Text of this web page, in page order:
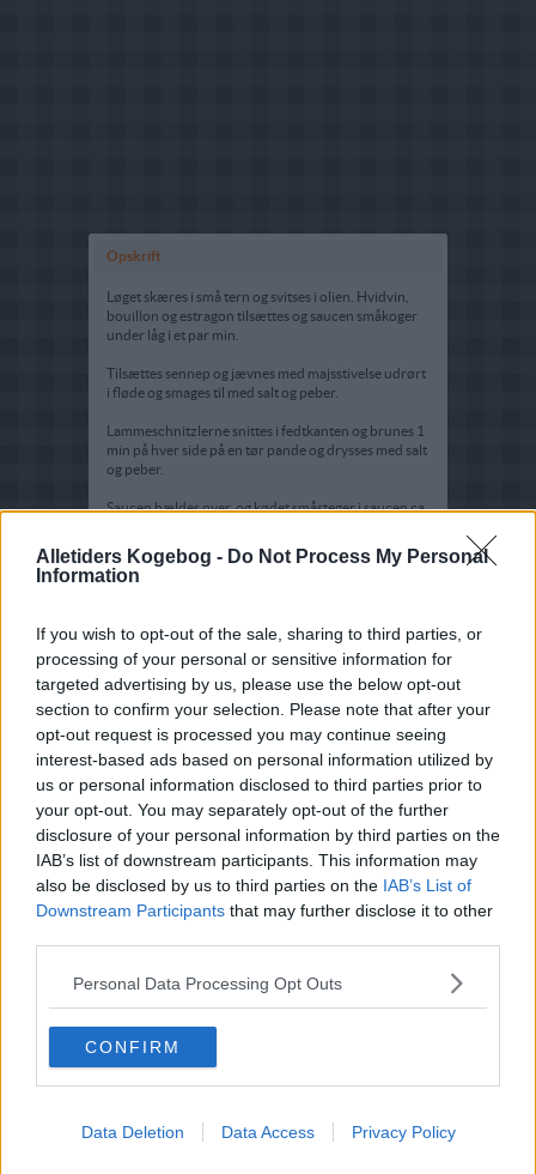
Alletiders Kogebog - Do Not Process My Personal
Information
If you wish to opt-out of the sale, sharing to third parties, or
processing of your personal or sensitive information for
targeted advertising by us, please use the below opt-out
section to confirm your selection. Please note that after your
opt-out request is processed you may continue seeing
interest-based ads based on personal information utilized by
us or personal information disclosed to third parties prior to
your opt-out. You may separately opt-out of the further
disclosure of your personal information by third parties on the
IAB’s list of downstream participants. This information may
also be disclosed by us to third parties on the IAB’s List of
Downstream Participants that may further disclose it to other
Personal Data Processing Opt Outs
CONFIRM
Data Deletion Data Access Privacy Policy
Opskrift
Løget skæres i små tern og svitses i olien. Hvidvin,
bouillon og estragon tilsættes og saucen småkoger
under låg i et par min.
Tilsættes sennep og jævnes med majsstivelse udrørt
i fløde og smages til med salt og peber.
Lammeschnitzlerne snittes i fedtkanten og brunes 1
min på hver side på en tør pande og drysses med salt
og peber.
Saucen hældes over, og kødet småsteger i saucen ca.
Serveres med Kartofler eller løse ris samt
grøntsager.
Hovedingrediens : Lammeschnitzel